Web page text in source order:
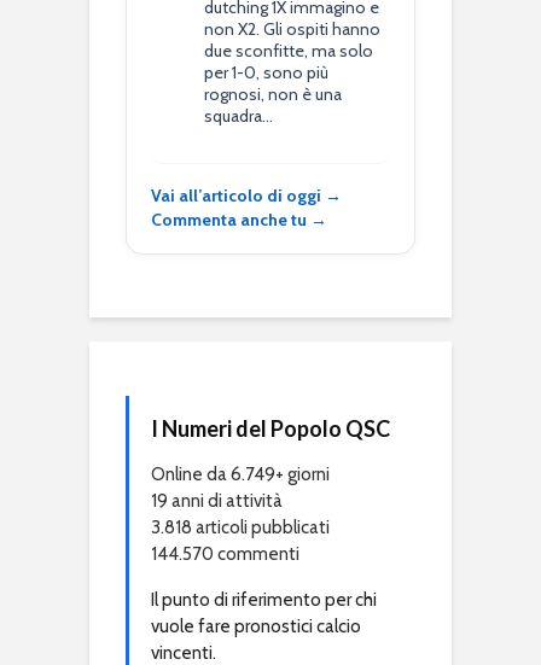
dutching 1X immagino e
non X2. Gli ospiti hanno
due sconfitte, ma solo
per 1-0, sono più
rognosi, non è una
squadra…
Vai all’articolo di oggi →
Commenta anche tu →
I Numeri del Popolo QSC
Online da 6.749+ giorni
19 anni di attività
3.818 articoli pubblicati
144.570 commenti
Il punto di riferimento per chi
vuole fare pronostici calcio
vincenti.